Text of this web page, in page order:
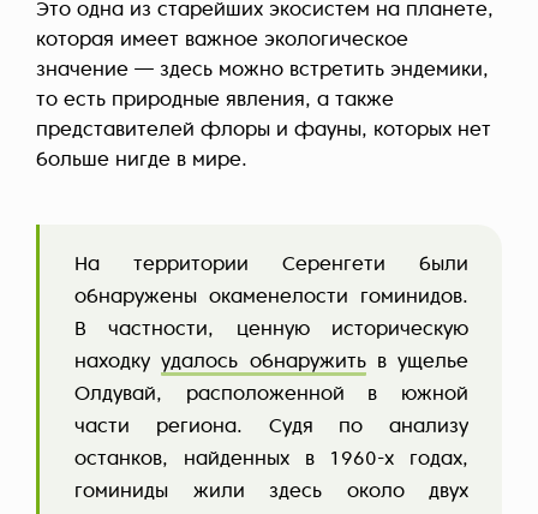
Это одна из старейших экосистем на планете,
которая имеет важное экологическое
значение — здесь можно встретить эндемики,
то есть природные явления, а также
представителей флоры и фауны, которых нет
больше нигде в мире.
На территории Серенгети были
обнаружены окаменелости гоминидов.
В частности, ценную историческую
находкуудалось обнаружитьв ущелье
Олдувай, расположенной в южной
части региона. Судя по анализу
останков, найденных в 1960-х годах,
гоминиды жили здесь около двух